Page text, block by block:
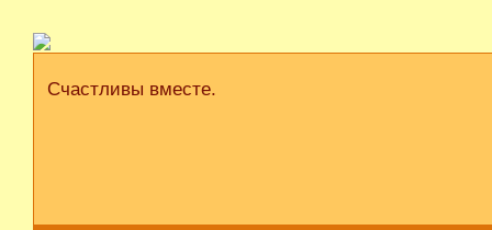
Счастливы вместе.